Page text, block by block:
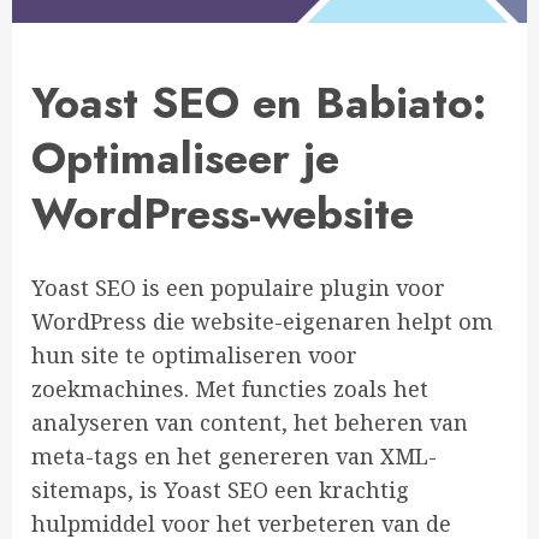
Yoast SEO en Babiato:
Optimaliseer je
WordPress-website
Yoast SEO is een populaire plugin voor
WordPress die website-eigenaren helpt om
hun site te optimaliseren voor
zoekmachines. Met functies zoals het
analyseren van content, het beheren van
meta-tags en het genereren van XML-
sitemaps, is Yoast SEO een krachtig
hulpmiddel voor het verbeteren van de